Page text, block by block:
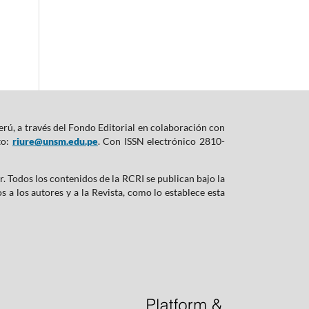
a través del Fondo Editorial en colaboración con
riure@unsm.edu.pe. Con ISSN electrónico 2810-
los contenidos de la RCRI se publican bajo la
los autores y a la Revista, como lo establece esta